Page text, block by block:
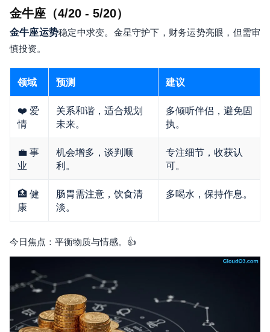
金牛座（4/20 - 5/20）
金牛座运势稳定中求变。金星守护下，财务运势亮眼，但需审
慎投资。
领域 预测 建议
❤️ 爱
情
关系和谐，适合规划
未来。
多倾听伴侣，避免固
执。
💼 事
业
机会增多，谈判顺
利。
专注细节，收获认
可。
🏥 健
康
肠胃需注意，饮食清
淡。
多喝水，保持作息。
今日焦点：平衡物质与情感。👍